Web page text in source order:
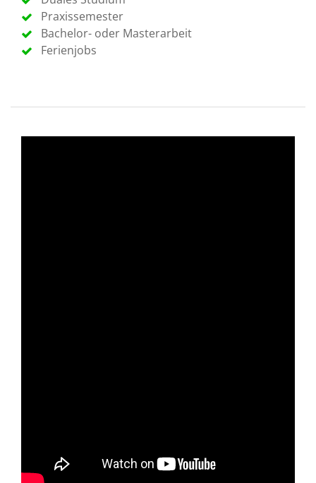
Praxissemester
Bachelor- oder Masterarbeit
Ferienjobs